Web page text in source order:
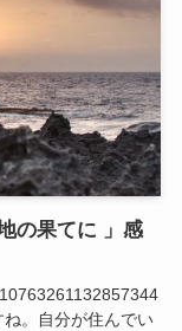
の果てに 」感
。自分が住んでい